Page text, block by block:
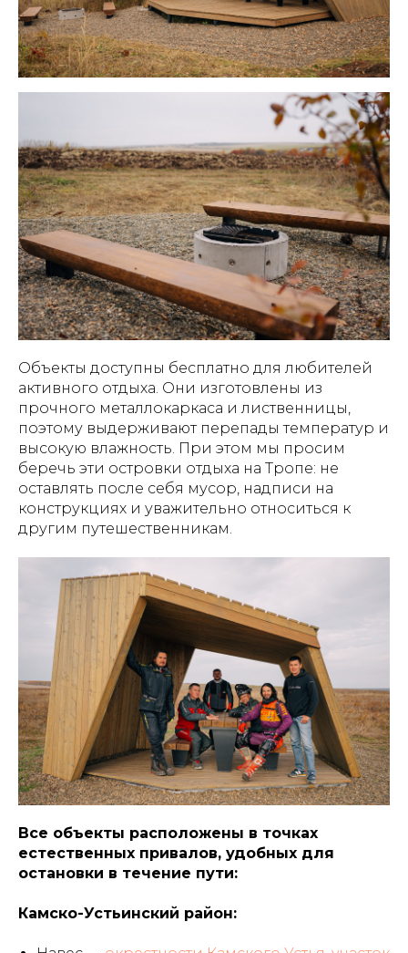
Объекты доступны бесплатно для любителей
активного отдыха. Они изготовлены из
прочного металлокаркаса и лиственницы,
поэтому выдерживают перепады температур и
высокую влажность. При этом мы просим
беречь эти островки отдыха на Тропе: не
оставлять после себя мусор, надписи на
конструкциях и уважительно относиться к
другим путешественникам.
Все объекты расположены в точках
естественных привалов, удобных для
остановки в течение пути:
Камско-Устьинский район: